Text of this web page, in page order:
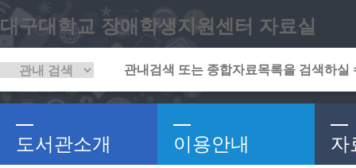
대구대학교 장애학생지원센터 자료실
도서관소개 이용안내 자